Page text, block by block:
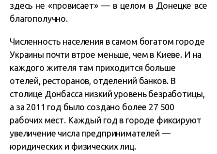
здесь не «провисает» — в целом в Донецке все
благополучно.
Численность населения в самом богатом городе
Украины почти втрое меньше, чем в Киеве. И на
каждого жителя там приходится больше
отелей, ресторанов, отделений банков. В
столице Донбасса низкий уровень безработицы,
а за 2011 год было создано более 27 500
рабочих мест. Каждый год в городе фиксируют
увеличение числа предпринимателей —
юридических и физических лиц.